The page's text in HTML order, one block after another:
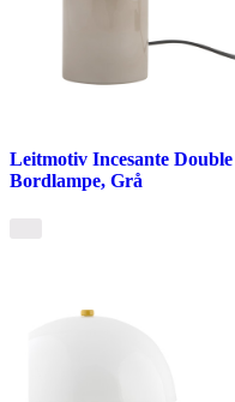
Leitmotiv Incesante Double
Bordlampe, Grå